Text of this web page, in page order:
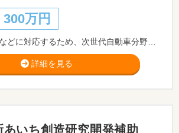
300万円
詳細を見る
いち創造研究開発補助